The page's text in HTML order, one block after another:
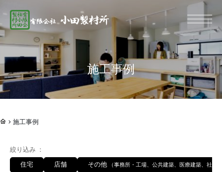
総合建設業 有限
施工事例
施工事例
絞り込み
住宅 店舗 その他 （事務所・工場、公共建築、医療建築、社寺